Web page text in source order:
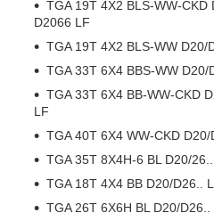
TGA 19T 4X2 BLS-WW-
D2066 LF
TGA 19T 4X2 BLS-WW
TGA 33T 6X4 BBS-WW
TGA 33T 6X4 BB-WW-CKD
LF
TGA 40T 6X4 WW-CKD
TGA 35T 8X4H-6 BL D20/
TGA 18T 4X4 BB D20/
TGA 26T 6X6H BL D20/